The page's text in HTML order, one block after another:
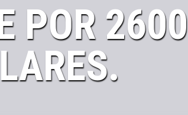
POR 2600